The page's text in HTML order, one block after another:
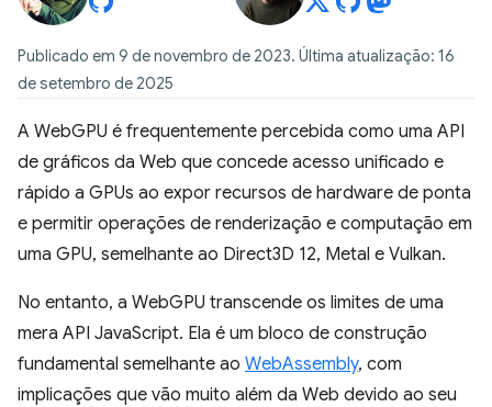
Publicado em 9 de novembro de 2023. Última atualização: 16
de setembro de 2025
A WebGPU é frequentemente percebida como uma API
de gráficos da Web que concede acesso unificado e
rápido a GPUs ao expor recursos de hardware de ponta
e permitir operações de renderização e computação em
uma GPU, semelhante ao Direct3D 12, Metal e Vulkan.
No entanto, a WebGPU transcende os limites de uma
mera API JavaScript. Ela é um bloco de construção
fundamental semelhante ao WebAssembly, com
implicações que vão muito além da Web devido ao seu